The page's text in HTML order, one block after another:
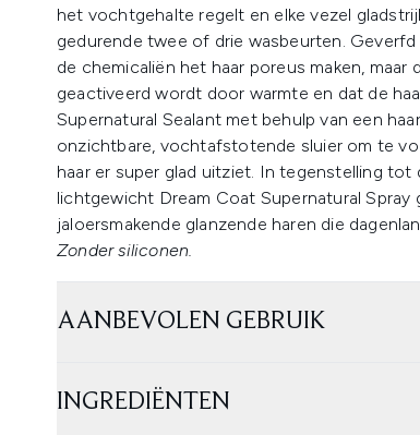
het vochtgehalte regelt en elke vezel
gedurende twee of drie wasbeurten.
de chemicaliën het haar poreus maken,
geactiveerd wordt door warmte en dat de
Supernatural Sealant met behulp van een
onzichtbare, vochtafstotende sluier om te
haar er super glad uitziet. In tegenstelling
lichtgewicht Dream Coat Supernatural
jaloersmakende glanzende haren die
Zonder siliconen.
AANBEVOLEN GEBRUIK
INGREDIËNTEN